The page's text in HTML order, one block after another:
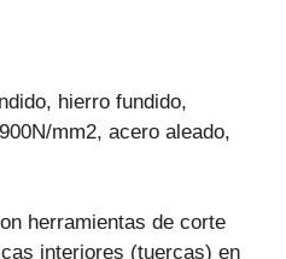
hierro fundido,
mm2, acero aleado,
herramientas de corte
interiores (tuercas) en